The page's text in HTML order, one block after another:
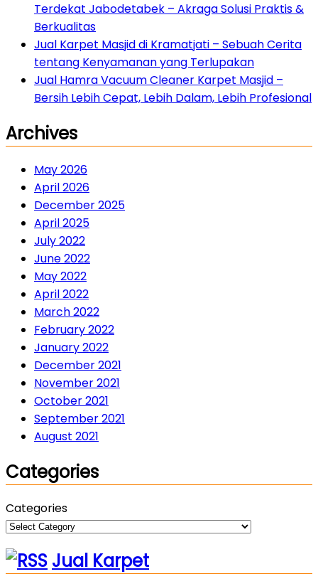
Terdekat Jabodetabek – Akraga Solusi Praktis &
Berkualitas
Jual Karpet Masjid di Kramatjati – Sebuah Cerita
tentang Kenyamanan yang Terlupakan
Jual Hamra Vacuum Cleaner Karpet Masjid –
Bersih Lebih Cepat, Lebih Dalam, Lebih Profesional
Archives
May 2026
April 2026
December 2025
April 2025
July 2022
June 2022
May 2022
April 2022
March 2022
February 2022
January 2022
December 2021
November 2021
October 2021
September 2021
August 2021
Categories
Categories
Jual Karpet